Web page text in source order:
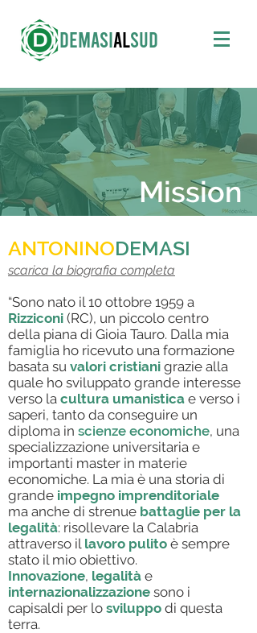
DEMASIALSUD
Mission
ANTONINODEMASI
scarica la biografia completa
“Sono nato il 10 ottobre 1959 a
Rizziconi (RC), un piccolo centro
della piana di Gioia Tauro. Dalla mia
famiglia ho ricevuto una formazione
basata su valori cristiani grazie alla
quale ho sviluppato grande interesse
verso la cultura umanistica e verso i
saperi, tanto da conseguire un
diploma in scienze economiche, una
specializzazione universitaria e
importanti master in materie
economiche. La mia è una storia di
grande impegno imprenditoriale
ma anche di strenue battaglie per la
legalità: risollevare la Calabria
attraverso il lavoro pulito è sempre
stato il mio obiettivo.
Innovazione, legalità e
internazionalizzazione sono i
capisaldi per lo sviluppo di questa
terra.